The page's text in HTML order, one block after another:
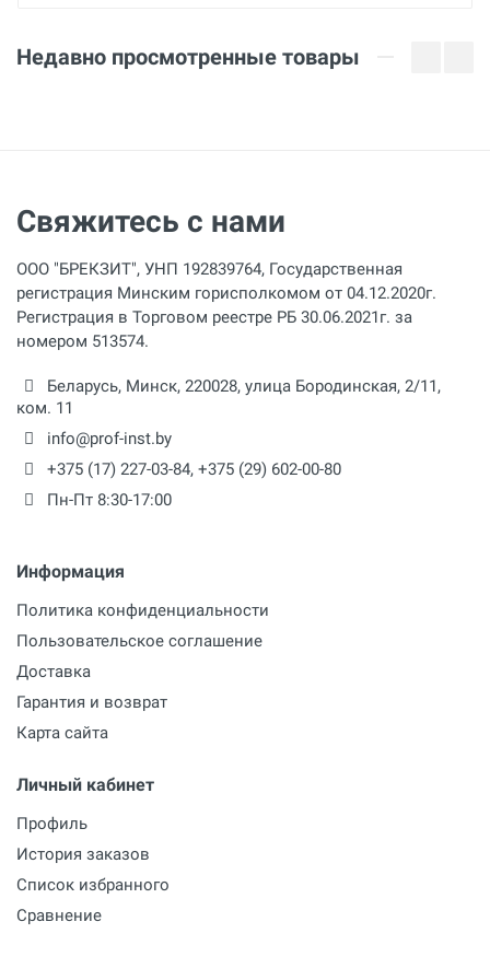
Количество
Недавно просмотренные товары
Свяжитесь с нами
ООО "БРЕКЗИТ", УНП 192839764, Государственная
регистрация Минским горисполкомом от 04.12.2020г.
Регистрация в Торговом реестре РБ 30.06.2021г. за
номером 513574.
Беларусь, Минск, 220028, улица Бородинская, 2/11,
ком. 11
info@prof-inst.by
+375 (17) 227-03-84, +375 (29) 602-00-80
Пн-Пт 8:30-17:00
Информация
Политика конфиденциальности
Пользовательское соглашение
Доставка
Гарантия и возврат
Карта сайта
Личный кабинет
Профиль
История заказов
Список избранного
Сравнение